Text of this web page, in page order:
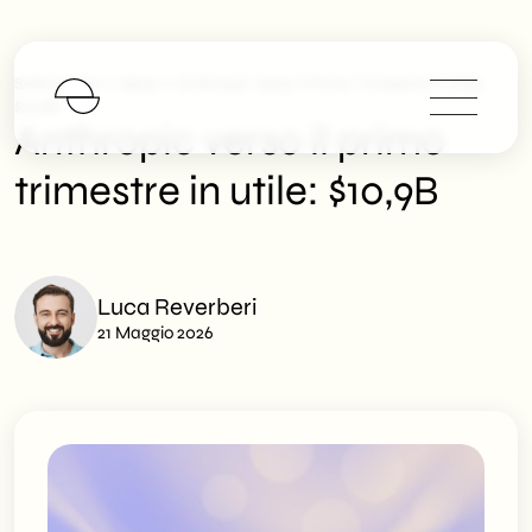
SHM Studio
Anthropic Verso Il Primo Trimestre In Utile:
Anthropic verso il primo
trimestre in utile: $10,9B
Luca Reverberi
21 Maggio 2026